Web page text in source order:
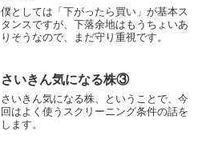
僕としては「下がったら買い」が基本ス
タンスですが、下落余地はもうちょいあ
りそうなので、まだ守り重視です。
さいきん気になる株③
さいきん気になる株、ということで、今
回はよく使うスクリーニング条件の話を
します。